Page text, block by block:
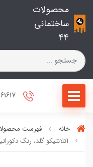
محصولات
ساختمانی
44
خانه
فهرست
آتلانتیکو گلد، رنگ